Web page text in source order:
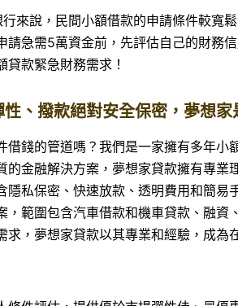
來說，民間小額借款的申請條件較寬
請急需5萬資金前，先評估自己的財務
款緊急財務需求！
、撥款絕對安全保密，夢想家
錢的管道嗎？我們是一家擁有多年
金融解決方案，夢想家貸款擁有專
私保密、快速放款、透明費用和簡
範圍包含汽車借款和機車貸款、融
求，夢想家貸款以其專業和經驗，成